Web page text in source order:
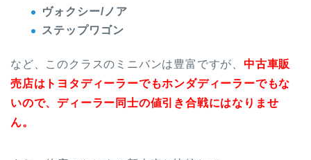
ヴォクシー/ノア
ステップワゴン
など、このクラスのミニバンは豊富ですが、 中古車販
売店はトヨタディーラーでもホンダディーラーでもな
いので、ディーラー同士の値引き合戦にはなりませ
ん。